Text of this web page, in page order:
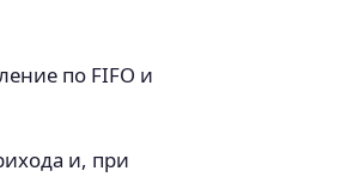
по FIFO и
и, при